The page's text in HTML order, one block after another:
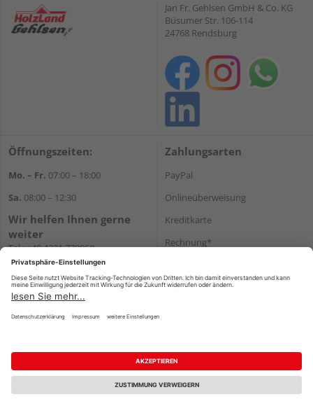
Jan Fr. Gehlsen GmbH & Co. KG
Büsumer Str. 106-114
24768 Rendsburg
Öffnungszeiten:
Mo. – Fr. 07:00 – 18:00
Sa. 08:00 – 12:30
Wir helfen Ihnen gerne
weiter
Tel.:+49 4331 770060
E-Mail:onlineshop@gehlsen.de
WhatsApp
Zahlungsarten
PayPal
Onlineüberweisung
Kreditkarte
Rechnung*
Versand
Impressum AGB Widerruf
Datenschutz
Reservierungsbedingungen
Vertrag widerrufen